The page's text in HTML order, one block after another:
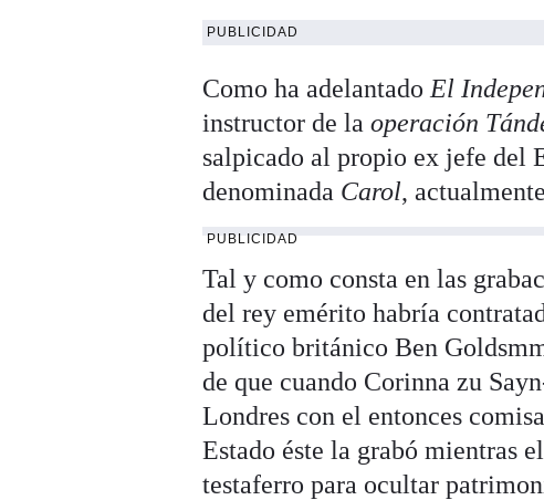
PUBLICIDAD
Como ha adelantado El
instructor de laoperación
salpicado al propio ex jefe del
denominada Carol,
PUBLICIDAD
Tal y como consta en las
del rey emérito habría
político británico Ben
de que cuando Corinna zu
Londres con el entonces
Estado éste la grabó mientras
testaferro para ocultar